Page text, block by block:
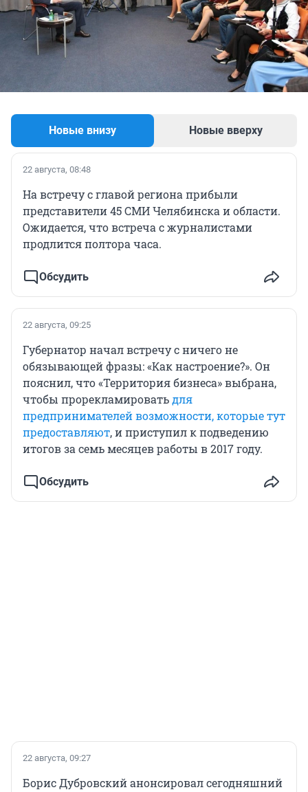
Новые внизу Новые вверху
22 августа, 08:48
На встречу с главой региона прибыли
представители 45 СМИ Челябинска и области.
Ожидается, что встреча с журналистами
продлится полтора часа.
Обсудить
22 августа, 09:25
Губернатор начал встречу с ничего не
обязывающей фразы: «Как настроение?». Он
пояснил, что «Территория бизнеса» выбрана,
чтобы прорекламироватьдля
предпринимателей возможности, которые тут
предоставляют, и приступил к подведению
итогов за семь месяцев работы в 2017 году.
Обсудить
22 августа, 09:27
Борис Дубровский анонсировал сегодняшний